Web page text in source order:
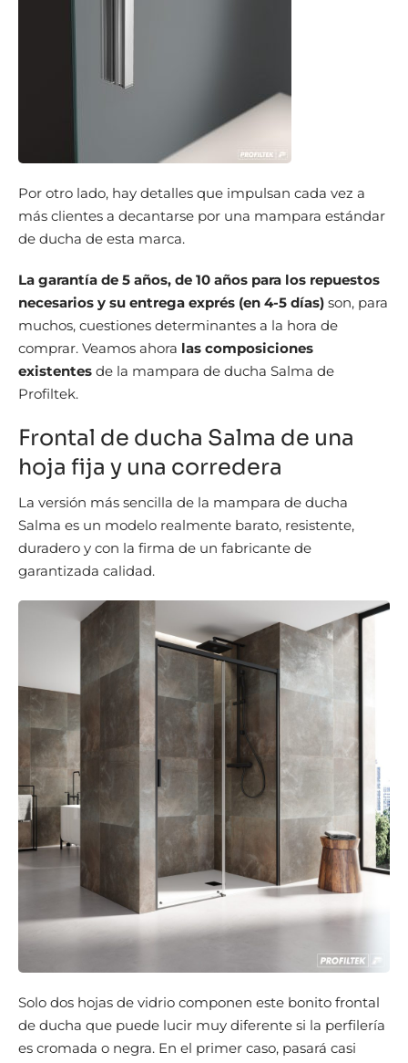
Por otro lado, hay detalles que impulsan cada vez a
más clientes a decantarse por una mampara estándar
de ducha de esta marca.
La garantía de 5 años, de 10 años para los repuestos
necesarios y su entrega exprés (en 4-5 días) son, para
muchos, cuestiones determinantes a la hora de
comprar. Veamos ahora las composiciones
existentes de la mampara de ducha Salma de
Profiltek.
Frontal de ducha Salma de una
hoja fija y una corredera
La versión más sencilla de la mampara de ducha
Salma es un modelo realmente barato, resistente,
duradero y con la firma de un fabricante de
garantizada calidad.
Solo dos hojas de vidrio componen este bonito frontal
de ducha que puede lucir muy diferente si la perfilería
es cromada o negra. En el primer caso, pasará casi